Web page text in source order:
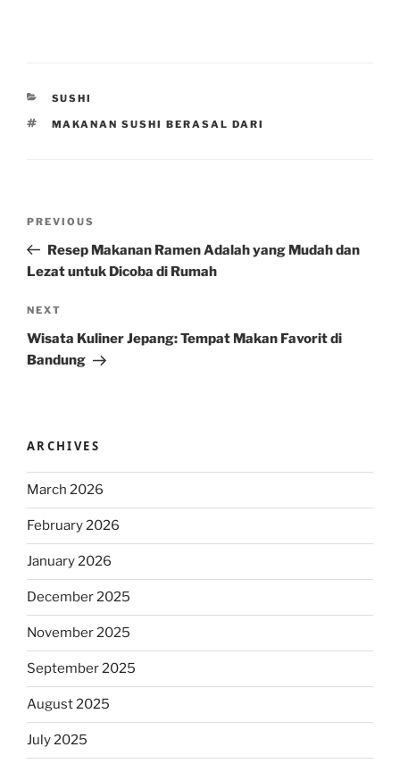
CATEGORIES
SUSHI
TAGS
MAKANAN SUSHI BERASAL DARI
Previous
Post
PREVIOUS
Resep Makanan Ramen Adalah yang Mudah dan
Lezat untuk Dicoba di Rumah
Next
Post
NEXT
Wisata Kuliner Jepang: Tempat Makan Favorit di
Bandung
ARCHIVES
March 2026
February 2026
January 2026
December 2025
November 2025
September 2025
August 2025
July 2025